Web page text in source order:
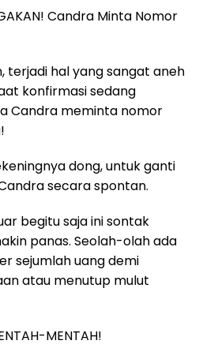
Candra Minta Nomor
terjadi hal yang sangat aneh
konfirmasi sedang
Candra meminta nomor
dong, untuk ganti
secara spontan.
begitu saja ini sontak
panas. Seolah-olah ada
sejumlah uang demi
atau menutup mulut
MENTAH!